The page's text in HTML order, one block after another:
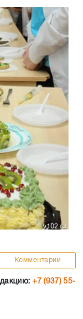
Комментарии
+7 (937) 55-